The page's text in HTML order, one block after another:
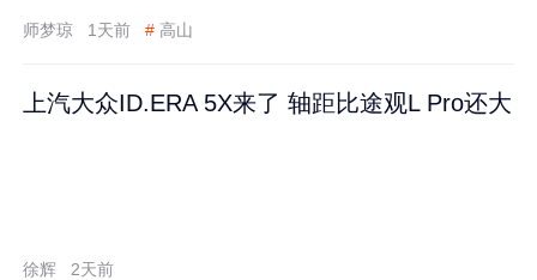
师梦琼 1天前 # 高山
上汽大众ID.ERA 5X来了 轴距比途观L Pro还大
徐辉 2天前